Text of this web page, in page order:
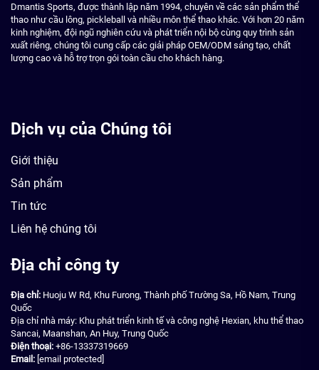
Dmantis Sports, được thành lập năm 1994, chuyên về các sản phẩm thể
thao như cầu lông, pickleball và nhiều môn thể thao khác. Với hơn 20 năm
kinh nghiệm, đội ngũ nghiên cứu và phát triển nội bộ cùng quy trình sản
xuất riêng, chúng tôi cung cấp các giải pháp OEM/ODM sáng tạo, chất
lượng cao và hỗ trợ trọn gói toàn cầu cho khách hàng.
Dịch vụ của Chúng tôi
Giới thiệu
Sản phẩm
Tin tức
Liên hệ chúng tôi
Địa chỉ công ty
Địa chỉ: Huoju W Rd, Khu Furong, Thành phố Trường Sa, Hồ Nam, Trung
Quốc
Địa chỉ nhà máy: Khu phát triển kinh tế và công nghệ Hexian, khu thể thao
Sancai, Maanshan, An Huy, Trung Quốc
Điện thoại: +86-13337319669
Email: [email protected]